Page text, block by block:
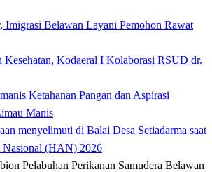
Imigrasi Belawan Layani Pemohon Rawat
Kesehatan, Kodaeral I Kolaborasi RSUD dr.
Ketahanan Pangan dan Aspirasi
Manis
menyelimuti di Balai Desa Setiadarma saat
Nasional (HAN) 2026